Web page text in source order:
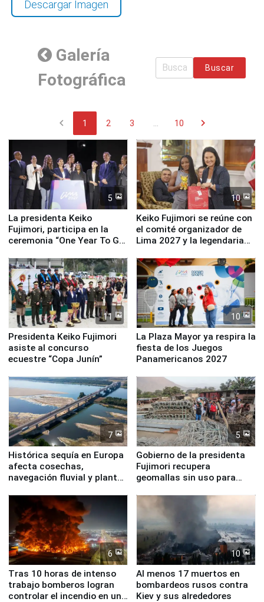
Descargar Imagen
Galería
Fotográfica
Buscar
chevron_left 1 2 3 10 chevron_right
5
La presidenta Keiko
Fujimori, participa en la
ceremonia “One Year To Go
10
Keiko Fujimori se reúne con
el comité organizador de
Lima 2027 y la legendaria
11
Presidenta Keiko Fujimori
asiste al concurso
ecuestre “Copa Junín”
10
La Plaza Mayor ya respira la
fiesta de los Juegos
Panamericanos 2027
7
Histórica sequía en Europa
afecta cosechas,
navegación fluvial y plantas
5
Gobierno de la presidenta
Fujimori recupera
geomallas sin uso para
Fenómeno El Niño
6
Tras 10 horas de intenso
trabajo bomberos logran
controlar el incendio en una
10
Al menos 17 muertos en
bombardeos rusos contra
Kiev y sus alrededores